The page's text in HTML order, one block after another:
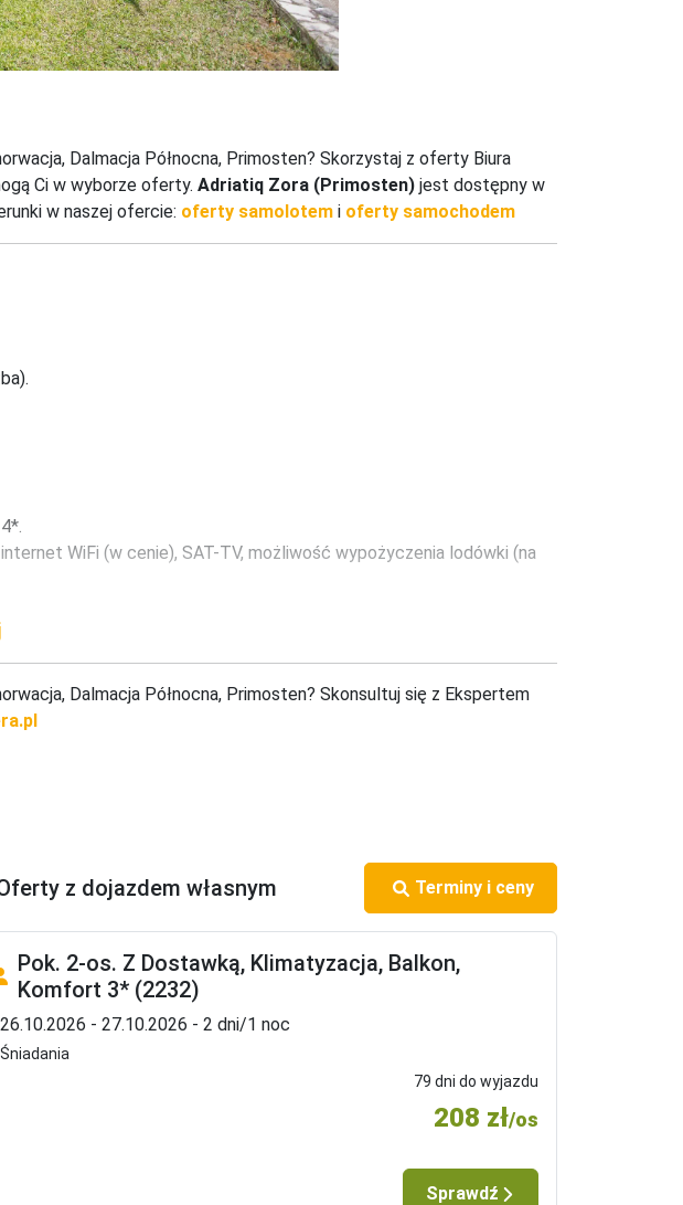
Dalmacja Północna, Primosten? Skorzystaj z oferty Biura
Ci w wyborze oferty. Adriatiq Zora (Primosten) jest dostępny w
w naszej ofercie: oferty samolotem i oferty samochodem
WiFi (w cenie), SAT-TV, możliwość wypożyczenia lodówki (na
możliwość wypożyczenia samochodu, sejf w recepcji, zaplecze
boccia, mini-golf, wypożyczalnia rowerów, sporty wodne.
Dalmacja Północna, Primosten? Skonsultuj się z Ekspertem
z dojazdem własnym Terminy i ceny
Pok. 2-os. Z Dostawką, Klimatyzacja, Balkon,
Komfort 3* (2232)
26.10.2026 - 27.10.2026 - 2 dni/1 noc
Śniadania
79 dni do wyjazdu
208 zł/os
Sprawdź